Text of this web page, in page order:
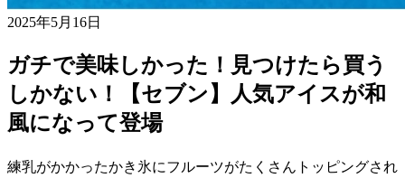
2025年5月16日
ガチで美味しかった！見つけたら買う
しかない！【セブン】人気アイスが和
風になって登場
練乳がかかったかき氷にフルーツがたくさんトッピングされ